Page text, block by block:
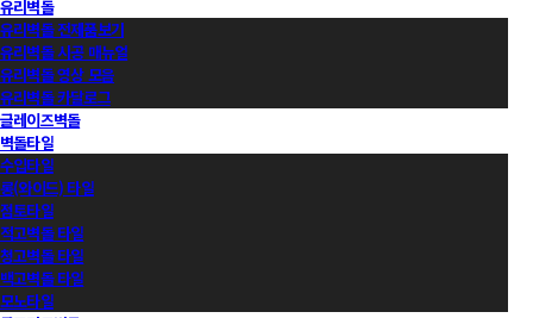
유리벽돌
유리벽돌 전제품보기
유리벽돌 시공 매뉴얼
유리벽돌 영상 모음
유리벽돌 카달로그
글레이즈벽돌
벽돌타일
수입타일
롱(와이드) 타일
점토타일
적고벽돌 타일
청고벽돌 타일
백고벽돌 타일
모노타일